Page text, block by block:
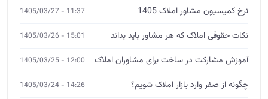
نرخ کمیسیون مشاور املاک 1405 11:37 - 1405/03/27
نکات حقوقی املاک که هر مشاور باید بداند 15:01 - 1405/03/26
آموزش مشارکت در ساخت برای مشاوران املاک 12:00 - 1405/03/25
چگونه از صفر وارد بازار املاک شویم؟ 14:26 - 1405/03/24